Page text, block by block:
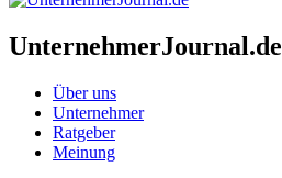
UnternehmerJournal.de
Über uns
Unternehmer
Ratgeber
Meinung